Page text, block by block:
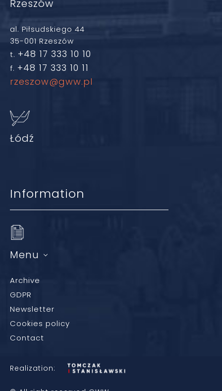
Rzeszów
al. Piłsudskiego 44
35-001 Rzeszów
t. +48 17 333 10 10
f. +48 17 333 10 11
rzeszow@gww.pl
Łódź
Information
Menu
Archive
GDPR
Newsletter
Cookies policy
Contact
Realization: